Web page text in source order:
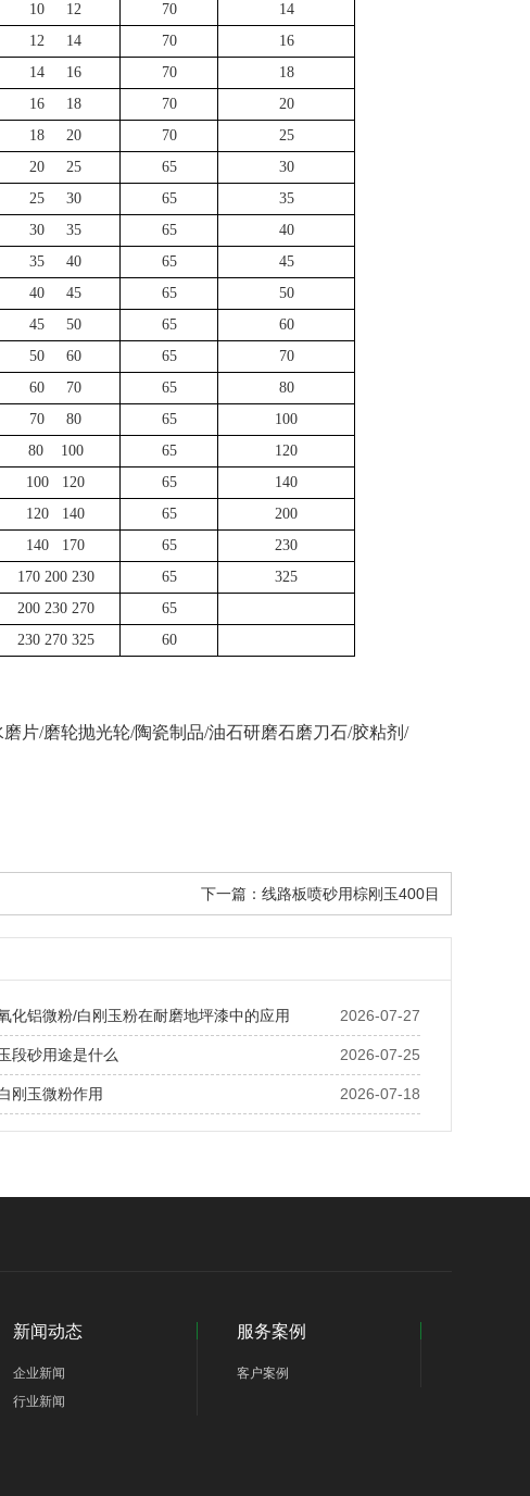
10 12 70
14
12 14 70
16
14 16 70
18
16 18 70
20
18 20 70
25
20 25 65
30
25 30 65
35
30 35 65
40
35 40 65
45
40 45 65
50
45 50 65
60
50 60 65
70
60 70 65
80
70 80 65
100
80 100 65
120
100 120 65
140
120 140 65
200
140 170 65
230
170 200 230 65
325
200 230 270
65
230 270 325 60
片/磨轮抛光轮/陶瓷制品/油石研磨石磨刀石/胶粘剂/
下一篇： 线路板喷砂用棕刚玉400目
2026-07-27
化铝微粉/白刚玉粉在耐磨地坪漆中的应用
2026-07-25
段砂用途是什么
2026-07-18
刚玉微粉作用
新闻动态
企业新闻
行业新闻
服务案例
客户案例